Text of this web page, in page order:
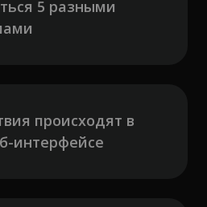
5 разными
происходят в
интерфейсе